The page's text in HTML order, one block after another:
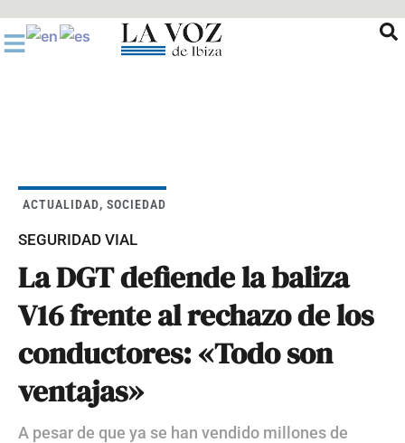
al
contenido
ACTUALIDAD, SOCIEDAD
SEGURIDAD VIAL
La DGT defiende la baliza
V16 frente al rechazo de los
conductores: «Todo son
ventajas»
A pesar de que ya se han vendido millones de